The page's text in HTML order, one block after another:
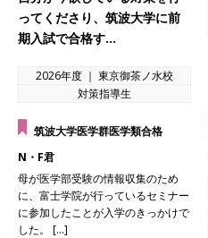
ってくださり、筑波大学に前
期入試で合格す…
2026年度 ｜ 東京御茶ノ水校
対策指導生
筑波大学医学群医学類合格
N・F君
母が医学部受験の情報収集のため
に、富士学院が行っているセミナー
に参加したことが入学のきっかけで
した。 […]